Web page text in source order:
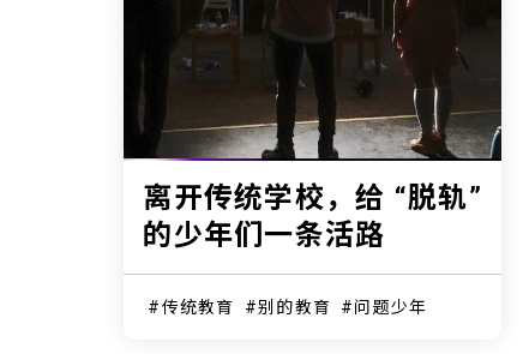
离开传统学校，给 “脱轨”
的少年们一条活路
传统教育 别的教育 问题少年